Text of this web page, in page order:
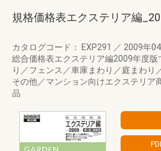
規格価格表エクステリア編
カタログコード： EXP291 ／ 2009年
総合価格表エクステリア編2009年度
り／フェンス／車庫まわり／庭まわり
その他／マンション向けエクステリア
品